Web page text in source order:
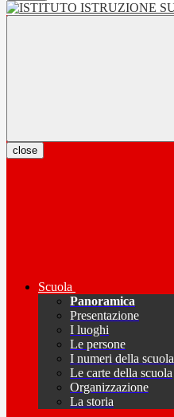
close
Scuola
Panoramica
Presentazione
I luoghi
Le persone
I numeri della scuola
Le carte della scuola
Organizzazione
La storia